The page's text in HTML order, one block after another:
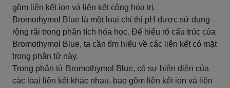
gồm liên kết ion và liên kết cộng hóa trị.
Bromothymol Blue là một loại chỉ thị pH được sử dụng
rộng rãi trong phân tích hóa học. Để hiểu rõ cấu trúc của
Bromothymol Blue, ta cần tìm hiểu về các liên kết có mặt
trong phân tử này.
Trong phân tử Bromothymol Blue, có sự hiện diện của
các loại liên kết khác nhau, bao gồm liên kết ion và liên